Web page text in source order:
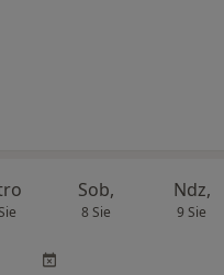
Sob,
8 Sie
Ndz,
9 Sie